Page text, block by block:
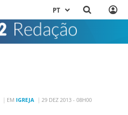
PT
EM IGREJA 29 DEZ 2013 - 08H00